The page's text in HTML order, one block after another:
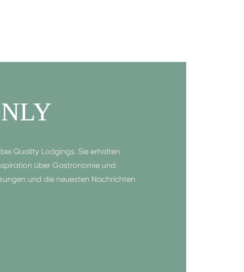
Quality Lodgings. Sie erhalten
über Gastronomie und
und die neuesten Nachrichten